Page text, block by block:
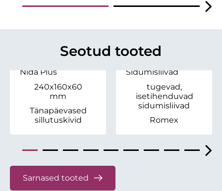
Seotud tooted
Nida Plus
240x160x60
mm
Tänapäevased
sillutuskivid
Sidumisliivad
tugevad,
isetihenduvad
sidumisliivad
Romex
Sarnased tooted